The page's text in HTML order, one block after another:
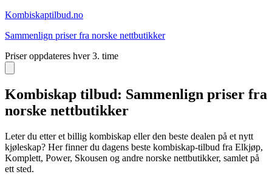
Kombiskaptilbud.no
Sammenlign priser fra norske nettbutikker
Priser oppdateres hver 3. time
Kombiskap tilbud: Sammenlign priser fra
norske nettbutikker
Leter du etter et billig kombiskap eller den beste dealen på et nytt
kjøleskap? Her finner du dagens beste kombiskap-tilbud fra Elkjøp,
Komplett, Power, Skousen og andre norske nettbutikker, samlet på
ett sted.